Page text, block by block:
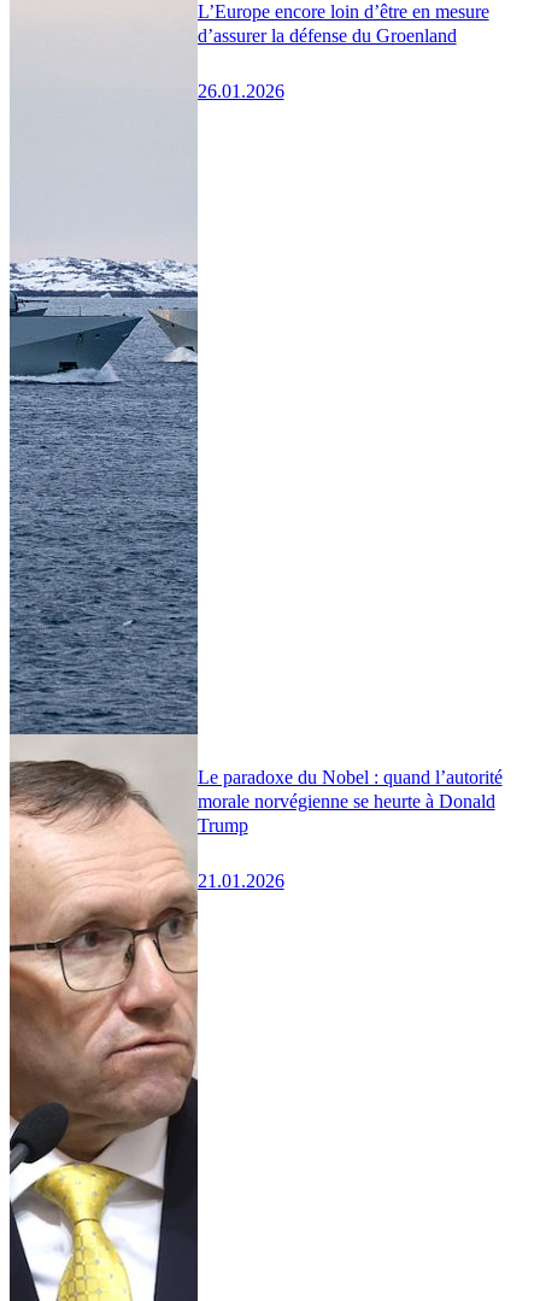
L’Europe encore loin d’être en mesure
d’assurer la défense du Groenland
26.01.2026
Le paradoxe du Nobel : quand l’autorité
morale norvégienne se heurte à Donald
Trump
21.01.2026